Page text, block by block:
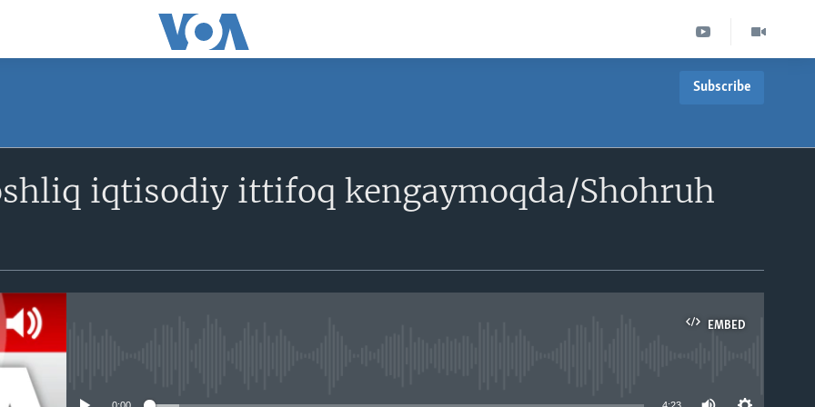
Subscribe
Obuna bo'ling
iqtisodiy ittifoq kengaymoqda/Shohruh
EMBED